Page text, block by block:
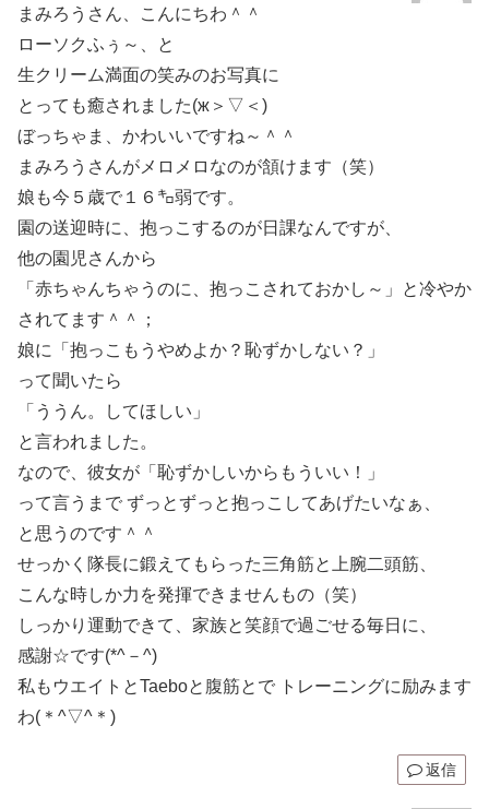
まみろうさん、こんにちわ＾＾
ローソクふぅ～、と
生クリーム満面の笑みのお写真に
とっても癒されました(ж＞▽＜)
ぼっちゃま、かわいいですね～＾＾
まみろうさんがメロメロなのが頷けます（笑）
娘も今５歳で１６㌔弱です。
園の送迎時に、抱っこするのが日課なんですが、
他の園児さんから
「赤ちゃんちゃうのに、抱っこされておかし～」と冷やか
されてます＾＾；
娘に「抱っこもうやめよか？恥ずかしない？」
って聞いたら
「ううん。してほしい」
と言われました。
なので、彼女が「恥ずかしいからもういい！」
って言うまで ずっとずっと抱っこしてあげたいなぁ、
と思うのです＾＾
せっかく隊長に鍛えてもらった三角筋と上腕二頭筋、
こんな時しか力を発揮できませんもの（笑）
しっかり運動できて、家族と笑顔で過ごせる毎日に、
感謝☆です(*^－^)
私もウエイトとTaeboと腹筋とで トレーニングに励みます
わ(＊^▽^＊)
返信